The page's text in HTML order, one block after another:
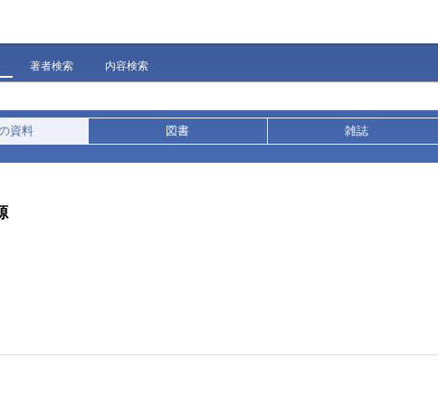
著者検索 内容検索
資料 図書 雑誌